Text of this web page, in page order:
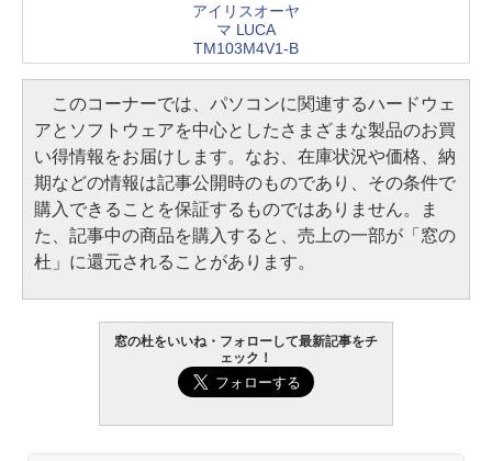
アイリスオーヤ
マ LUCA
TM103M4V1-B
このコーナーでは、パソコンに関連するハードウェ
アとソフトウェアを中心としたさまざまな製品のお買
い得情報をお届けします。なお、在庫状況や価格、納
期などの情報は記事公開時のものであり、その条件で
購入できることを保証するものではありません。ま
た、記事中の商品を購入すると、売上の一部が「窓の
杜」に還元されることがあります。
窓の杜をいいね・フォローして最新記事をチ
ェック！